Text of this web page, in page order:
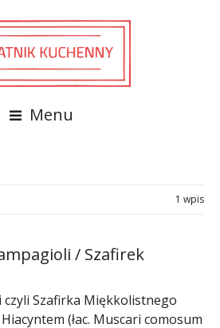
Menu
1 wpis
/ Szafirek
czyli Szafirka Miękkolistnego
(łac. Muscari comosum